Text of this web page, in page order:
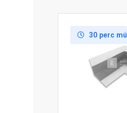
30 perc